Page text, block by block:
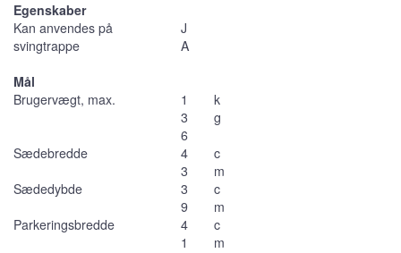
Egenskaber
Kan anvendes på
svingtrappe
J
A
Mål
Brugervægt, max.
1
3
6
k
g
Sædebredde
4
3
c
m
Sædedybde
3
9
c
m
Parkeringsbredde
4
1
c
m